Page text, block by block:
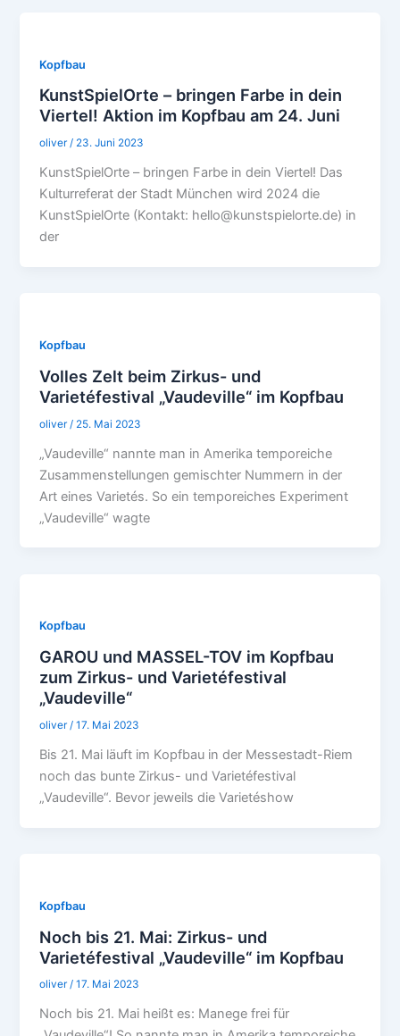
Kopfbau
KunstSpielOrte – bringen Farbe in dein
Viertel! Aktion im Kopfbau am 24. Juni
oliver/ 23. Juni 2023
KunstSpielOrte – bringen Farbe in dein Viertel! Das
Kulturreferat der Stadt München wird 2024 die
KunstSpielOrte (Kontakt: hello@kunstspielorte.de) in
der
Kopfbau
Volles Zelt beim Zirkus- und
Varietéfestival „Vaudeville“ im Kopfbau
oliver / 25. Mai 2023
„Vaudeville“ nannte man in Amerika temporeiche
Zusammenstellungen gemischter Nummern in der
Art eines Varietés. So ein temporeiches Experiment
„Vaudeville“ wagte
Kopfbau
GAROU und MASSEL-TOV im Kopfbau
zum Zirkus- und Varietéfestival
„Vaudeville“
oliver/17. Mai 2023
Bis 21. Mai läuft im Kopfbau in der Messestadt-Riem
noch das bunte Zirkus- und Varietéfestival
„Vaudeville“. Bevor jeweils die Varietéshow
Kopfbau
Noch bis 21. Mai: Zirkus- und
Varietéfestival „Vaudeville“ im Kopfbau
oliver/17. Mai 2023
Noch bis 21. Mai heißt es: Manege frei für